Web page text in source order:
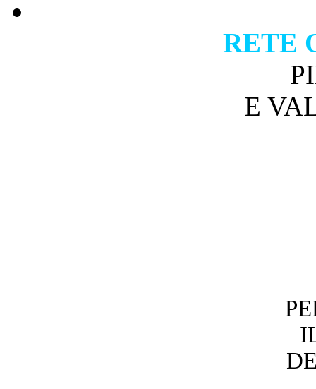
RETE
E